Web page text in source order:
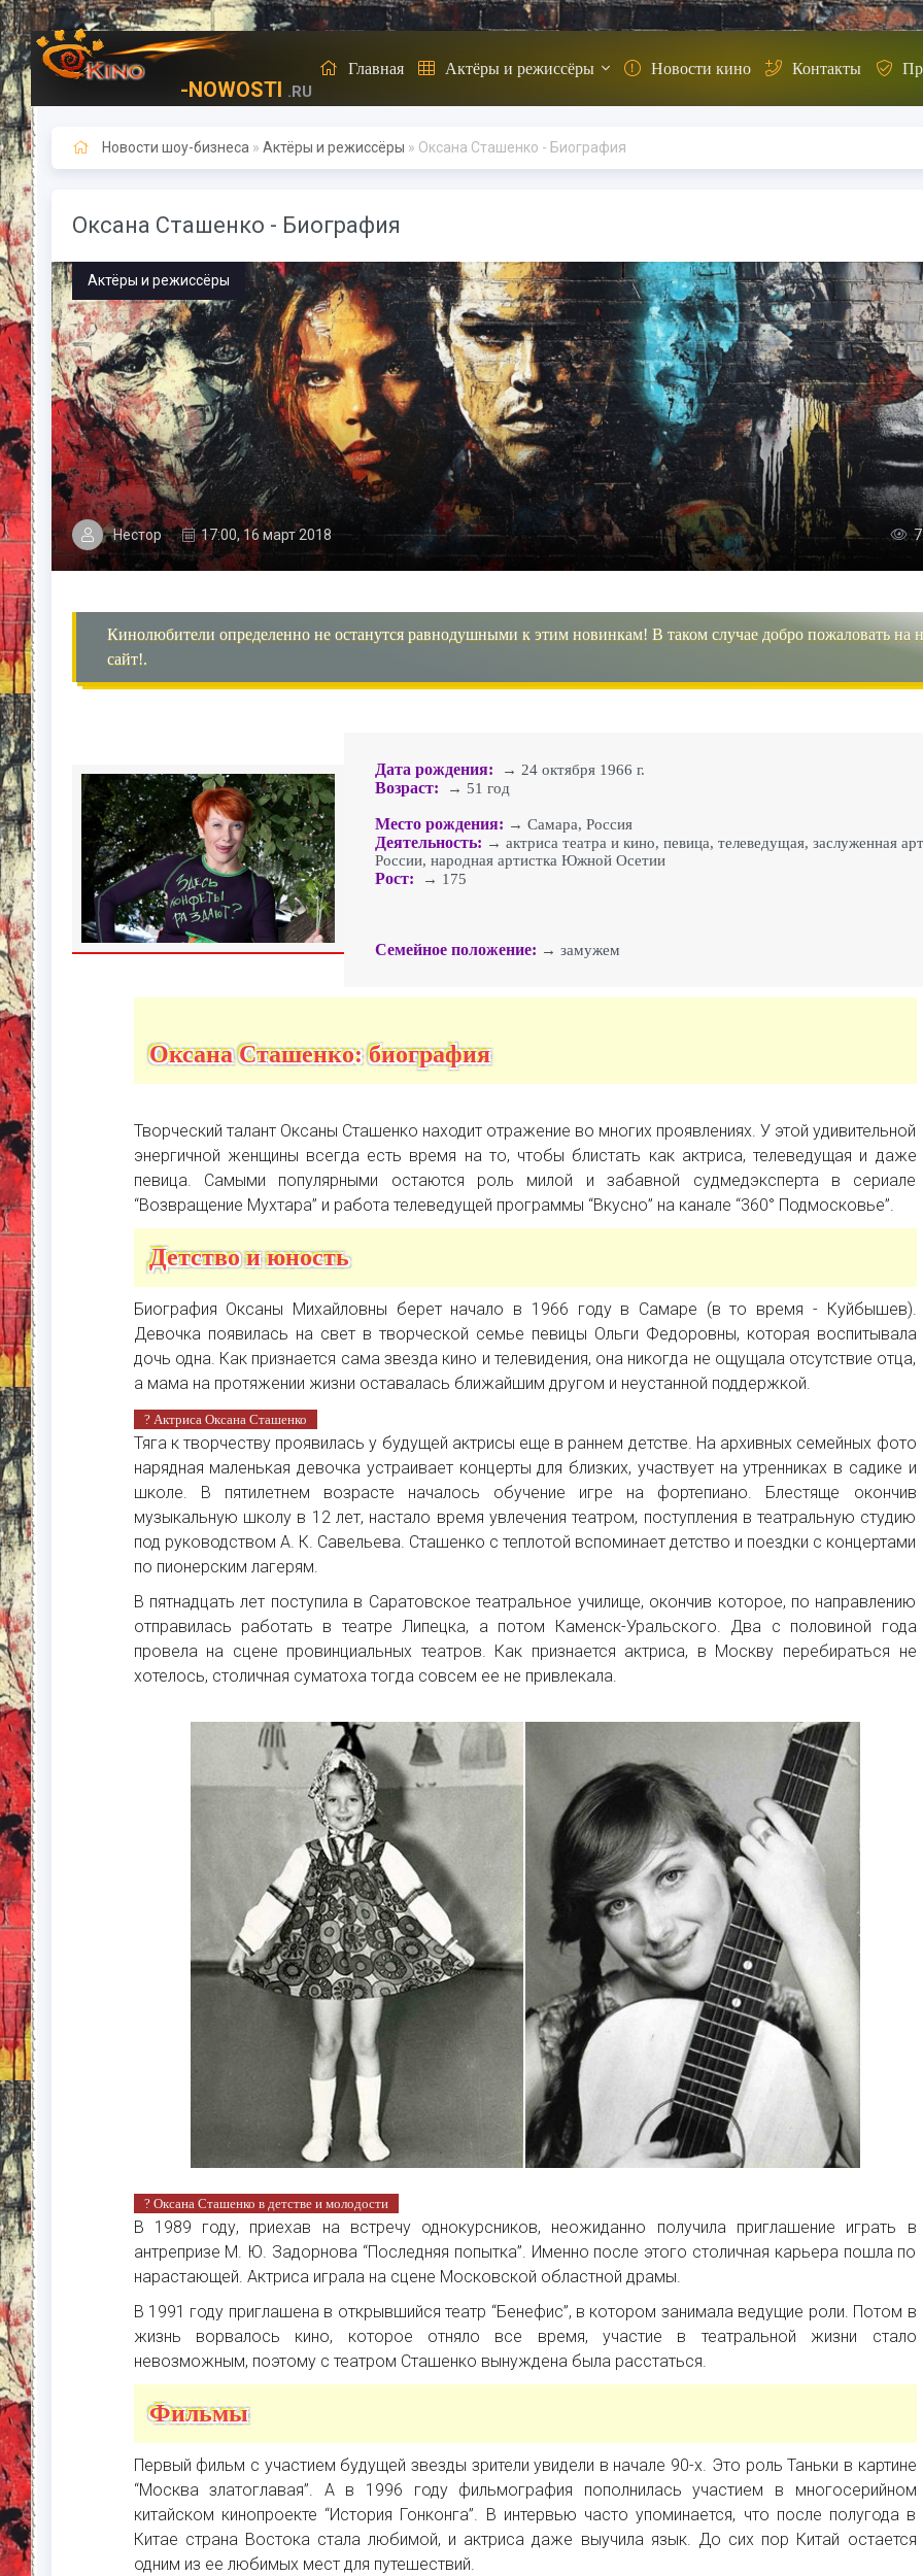
-NOWOSTI .RU
Главная Актёры и режиссёры Новости кино Контакты
Новости шоу-бизнеса » Актёры и режиссёры » Оксана Сташенко - Биография
Оксана Сташенко - Биография
Актёры и режиссёры
Нестор 17:00, 16 март 2018
Кинолюбители определенно не останутся равнодушными к этим новинкам! В таком случае добро пожаловать на
сайт!.
Дата рождения: → 24 октября 1966 г.
Возраст: → 51 год
Место рождения: → Самара, Россия
Деятельность: → актриса театра и кино, певица, телеведущая, заслуженная
России, народная артистка Южной Осетии
Рост: → 175
Семейное положение: → замужем
Оксана Сташенко: биография
Творческий талант Оксаны Сташенко находит отражение во многих проявлениях. У этой удивительной
энергичной женщины всегда есть время на то, чтобы блистать как актриса, телеведущая и даже
певица. Самыми популярными остаются роль милой и забавной судмедэксперта в сериале
“Возвращение Мухтара” и работа телеведущей программы “Вкусно” на канале “360° Подмосковье”.
Детство и юность
Биография Оксаны Михайловны берет начало в 1966 году в Самаре (в то время - Куйбышев).
Девочка появилась на свет в творческой семье певицы Ольги Федоровны, которая воспитывала
дочь одна. Как признается сама звезда кино и телевидения, она никогда не ощущала отсутствие отца,
а мама на протяжении жизни оставалась ближайшим другом и неустанной поддержкой.
? Актриса Оксана Сташенко
Тяга к творчеству проявилась у будущей актрисы еще в раннем детстве. На архивных семейных фото
нарядная маленькая девочка устраивает концерты для близких, участвует на утренниках в садике и
школе. В пятилетнем возрасте началось обучение игре на фортепиано. Блестяще окончив
музыкальную школу в 12 лет, настало время увлечения театром, поступления в театральную студию
под руководством А. К. Савельева. Сташенко с теплотой вспоминает детство и поездки с концертами
по пионерским лагерям.
В пятнадцать лет поступила в Саратовское театральное училище, окончив которое, по направлению
отправилась работать в театре Липецка, а потом Каменск-Уральского. Два с половиной года
провела на сцене провинциальных театров. Как признается актриса, в Москву перебираться не
хотелось, столичная суматоха тогда совсем ее не привлекала.
? Оксана Сташенко в детстве и молодости
В 1989 году, приехав на встречу однокурсников, неожиданно получила приглашение играть в
антрепризе М. Ю. Задорнова “Последняя попытка”. Именно после этого столичная карьера пошла по
нарастающей. Актриса играла на сцене Московской областной драмы.
В 1991 году приглашена в открывшийся театр “Бенефис”, в котором занимала ведущие роли. Потом в
жизнь ворвалось кино, которое отняло все время, участие в театральной жизни стало
невозможным, поэтому с театром Сташенко вынуждена была расстаться.
Фильмы
Первый фильм с участием будущей звезды зрители увидели в начале 90-х. Это роль Таньки в картине
“Москва златоглавая”. А в 1996 году фильмография пополнилась участием в многосерийном
китайском кинопроекте “История Гонконга”. В интервью часто упоминается, что после полугода в
Китае страна Востока стала любимой, и актриса даже выучила язык. До сих пор Китай остается
одним из ее любимых мест для путешествий.